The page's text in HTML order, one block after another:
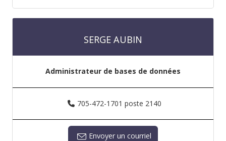
SERGE AUBIN
Administrateur de bases de données
705-472-1701 poste 2140
Envoyer un courriel